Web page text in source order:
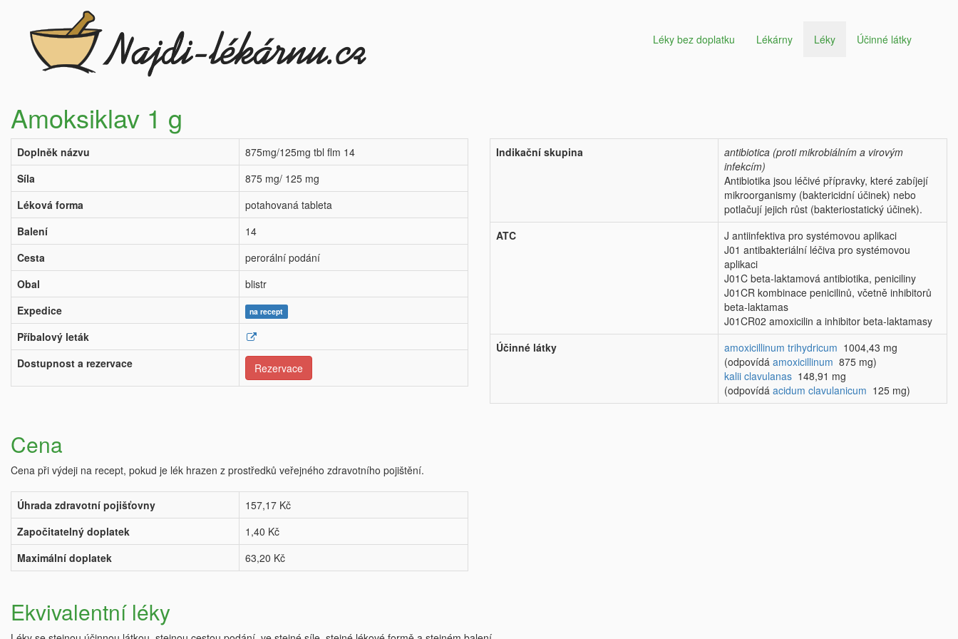
Léky bez doplatku Lékárny Léky Účinné látky
Amoksiklav 1 g
Doplněk názvu
875mg/125mg tbl flm 14
Síla
875 mg/ 125 mg
Léková forma
potahovaná tableta
Balení
14
Cesta
perorální podání
Obal
blistr
Expedice
na recept
Příbalový leták
Dostupnost a rezervace
Rezervace
Indikační skupina
antibiotica (proti mikrobiálním a virovým
infekcím)
Antibiotika jsou léčivé přípravky, které zabíjejí
mikroorganismy (baktericidní účinek) nebo
potlačují jejich růst (bakteriostatický účinek).
ATC
J antiinfektiva pro systémovou aplikaci
J01 antibakteriální léčiva pro systémovou
aplikaci
J01C beta-laktamová antibiotika, peniciliny
J01CR kombinace penicilinů, včetně inhibitorů
beta-laktamas
J01CR02 amoxicilin a inhibitor beta-laktamasy
Účinné látky
amoxicillinum trihydricum 1004,43 mg
(odpovídá amoxicillinum 875 mg)
kalii clavulanas 148,91 mg
(odpovídá acidum clavulanicum 125 mg)
Cena
Cena při výdeji na recept, pokud je lék hrazen z prostředků veřejného zdravotního pojištění.
Úhrada zdravotní pojišťovny
157,17 Kč
Započitatelný doplatek
1,40 Kč
Maximální doplatek
63,20 Kč
Ekvivalentní léky